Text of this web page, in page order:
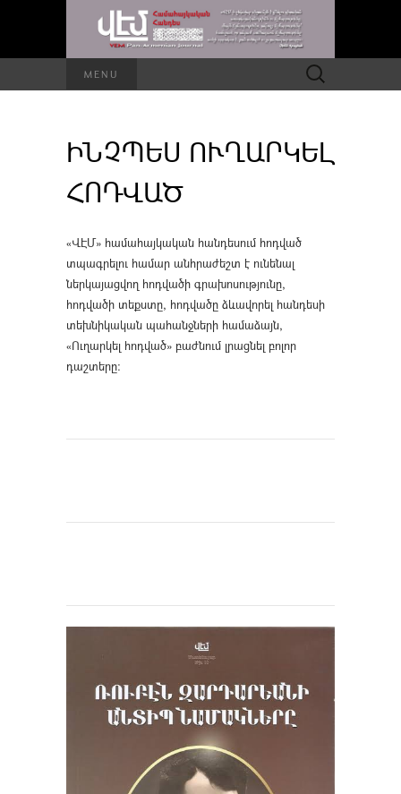
MENU Որոնել՝
ԻՆՉՊԵՍ ՈՒՂԱՐԿԵԼ
ՀՈԴՎԱԾ
«ՎԷՄ» համահայկական հանդեսում հոդված
տպագրելու համար անհրաժեշտ է ունենալ
ներկայացվող հոդվածի գրախոսությունը,
հոդվածի տեքստը, հոդվածը ձևավորել հանդեսի
տեխնիկական պահանջների համաձայն,
«Ուղարկել հոդված» բաժնում լրացնել բոլոր
դաշտերը։